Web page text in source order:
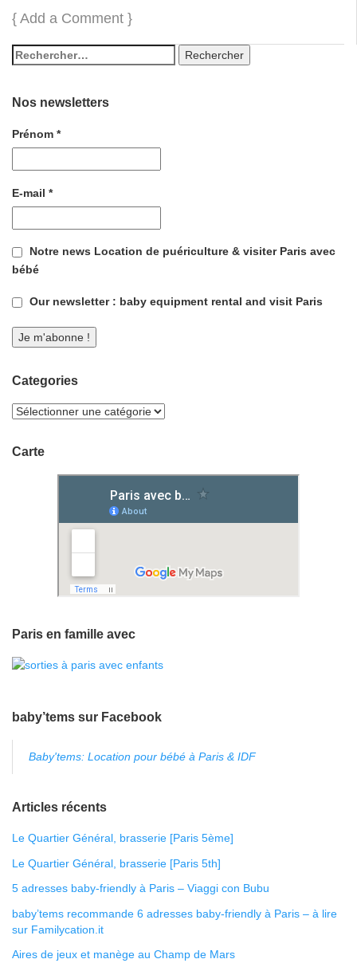
{ Add a Comment }
Nos newsletters
Prénom *
E-mail *
Notre news Location de puériculture & visiter Paris avec
bébé
Our newsletter : baby equipment rental and visit Paris
Categories
Carte
Paris en famille avec
baby’tems sur Facebook
Baby'tems: Location pour bébé à Paris & IDF
Articles récents
Le Quartier Général, brasserie [Paris 5ème]
Le Quartier Général, brasserie [Paris 5th]
5 adresses baby-friendly à Paris – Viaggi con Bubu
baby’tems recommande 6 adresses baby-friendly à Paris – à lire
sur Familycation.it
Aires de jeux et manège au Champ de Mars